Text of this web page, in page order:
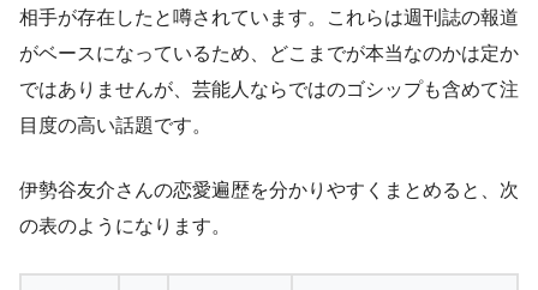
相手が存在したと噂されています。これらは週刊誌の報道
がベースになっているため、どこまでが本当なのかは定か
ではありませんが、芸能人ならではのゴシップも含めて注
目度の高い話題です。
伊勢谷友介さんの恋愛遍歴を分かりやすくまとめると、次
の表のようになります。